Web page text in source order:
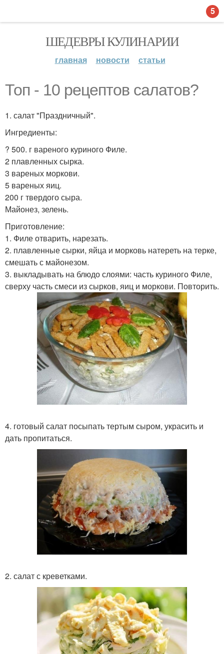
ШЕДЕВРЫ КУЛИНАРИИ
главная новости статьи
Топ - 10 рецептов салатов?
1. салат "Праздничный".
Ингредиенты:
? 500. г вареного куриного Филе.
2 плавленных сырка.
3 вареных моркови.
5 вареных яиц.
200 г твердого сыра.
Майонез, зелень.
Приготовление:
1. Филе отварить, нарезать.
2. плавленные сырки, яйца и морковь натереть на терке,
смешать с майонезом.
3. выкладывать на блюдо слоями: часть куриного Филе,
сверху часть смеси из сырков, яиц и моркови. Повторить.
4. готовый салат посыпать тертым сыром, украсить и
дать пропитаться.
2. салат с креветками.
5